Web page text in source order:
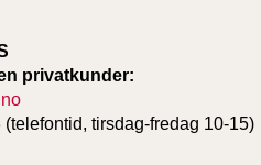
privatkunder:
tirsdag-fredag 10-15)